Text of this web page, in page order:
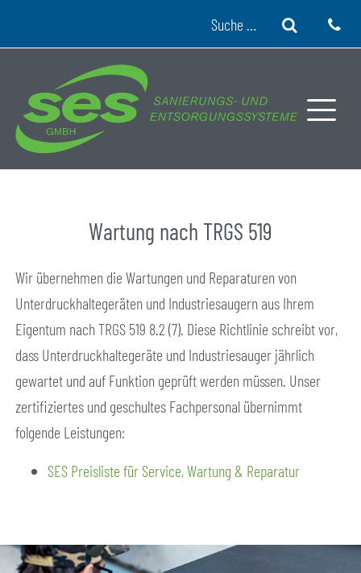
Suche
Wartung nach TRGS 519
Wir übernehmen die Wartungen und Reparaturen von
Unterdruckhaltegeräten und Industriesaugern aus Ihrem
Eigentum nach TRGS 519 8.2 (7). Diese Richtlinie schreibt vor,
dass Unterdruckhaltegeräte und Industriesauger jährlich
gewartet und auf Funktion geprüft werden müssen. Unser
zertifiziertes und geschultes Fachpersonal übernimmt
folgende Leistungen:
SES Preisliste für Service, Wartung & Reparatur